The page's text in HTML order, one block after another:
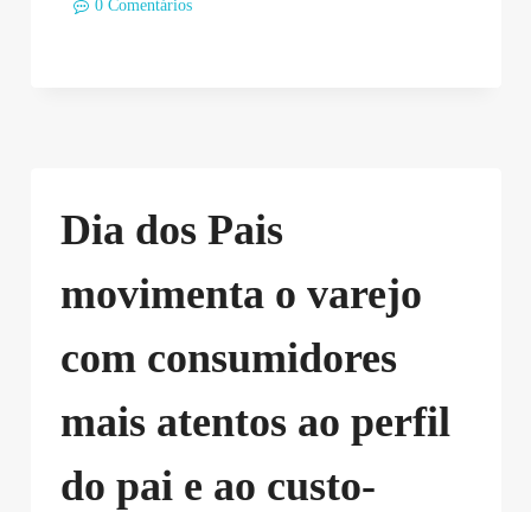
0 Comentários
Dia dos Pais
movimenta o varejo
com consumidores
mais atentos ao perfil
do pai e ao custo-